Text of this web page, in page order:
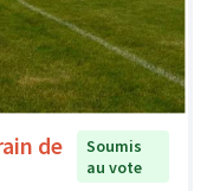
de
Soumis
au vote